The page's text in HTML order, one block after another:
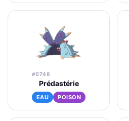
#0748
Prédastérie
EAU POISON